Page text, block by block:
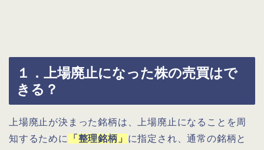
１．上場廃止になった株の売買はで
きる？
上場廃止が決まった銘柄は、上場廃止になることを周
知するために
「整理銘柄」 に指定され、通常の銘柄と